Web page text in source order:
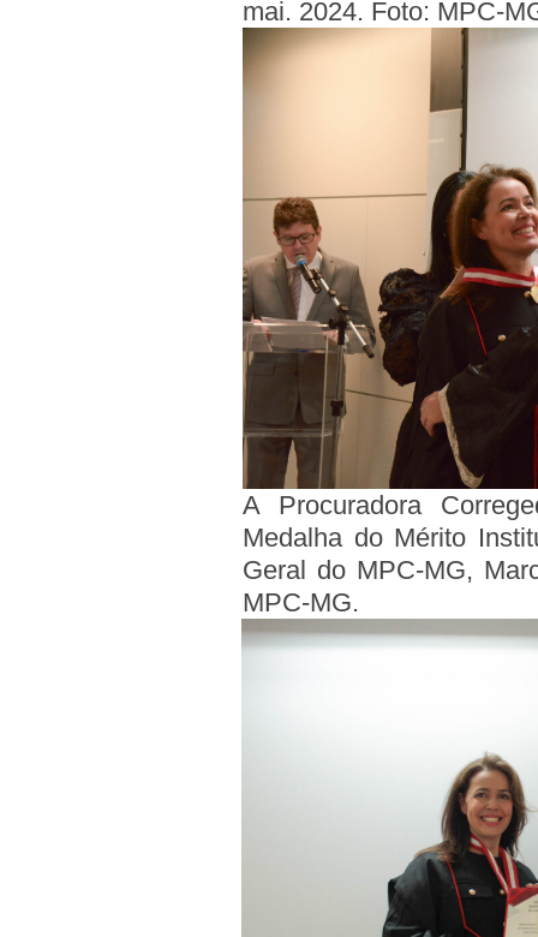
mai. 2024. Foto: MPC-
A Procuradora
Medalha do Mérito
Geral do MPC-MG,
MPC-MG.